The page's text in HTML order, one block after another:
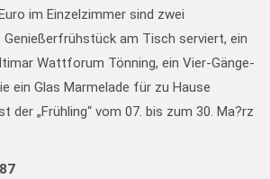
im Einzelzimmer sind zwei
am Tisch serviert, ein
Wattforum Tönning, ein Vier-Gänge-
ein Glas Marmelade für zu Hause
der „Frühling“ vom 07. bis zum 30. Ma?rz